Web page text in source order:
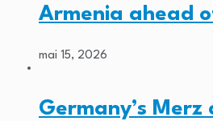
Armenia ahead
mai 15, 2026
Germany’s